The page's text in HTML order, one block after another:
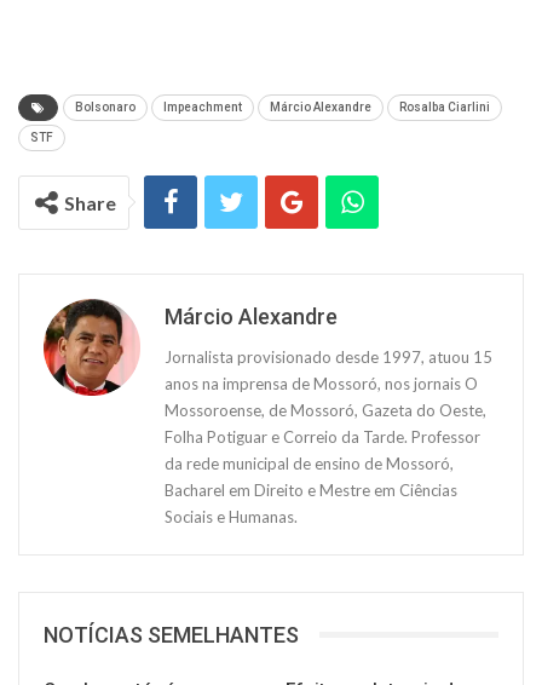
Bolsonaro Impeachment Márcio Alexandre Rosalba Ciarlini
STF
Share
Márcio Alexandre
Jornalista provisionado desde 1997, atuou 15
anos na imprensa de Mossoró, nos jornais O
Mossoroense, de Mossoró, Gazeta do Oeste,
Folha Potiguar e Correio da Tarde. Professor
da rede municipal de ensino de Mossoró,
Bacharel em Direito e Mestre em Ciências
Sociais e Humanas.
NOTÍCIAS SEMELHANTES